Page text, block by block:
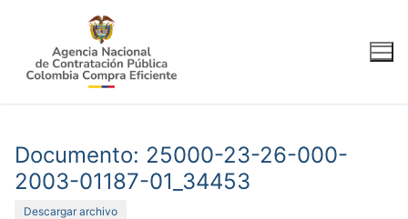
contenido
Documento: 25000-23-26-000-
2003-01187-01_34453
Descargar archivo